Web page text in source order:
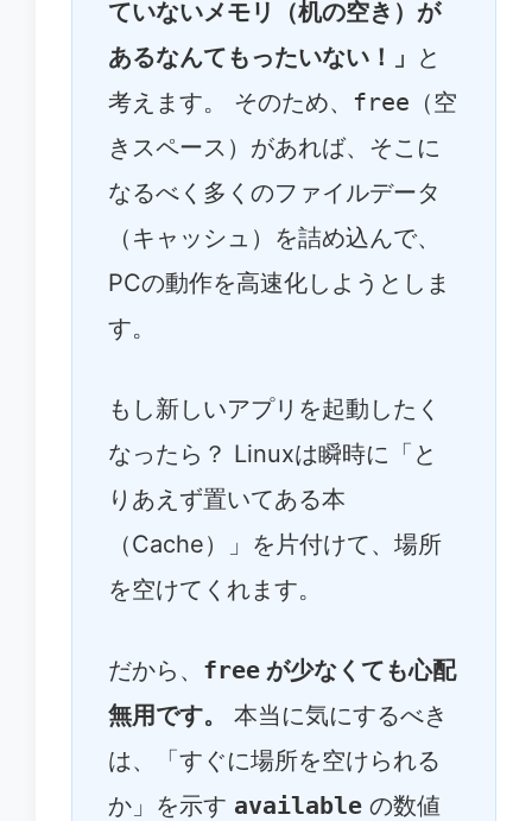
ていないメモリ（机の空き）が
あるなんてもったいない！」 と
考えます。 そのため、 free （空
きスペース）があれば、そこに
なるべく多くのファイルデータ
（キャッシュ）を詰め込んで、
PCの動作を高速化しようとしま
す。
もし新しいアプリを起動したく
なったら？ Linuxは瞬時に「と
りあえず置いてある本
（Cache）」を片付けて、場所
を空けてくれます。
だから、 free が少なくても心配
無用です。
本当に気にするべき
は、「すぐに場所を空けられる
か」を示す available の数値